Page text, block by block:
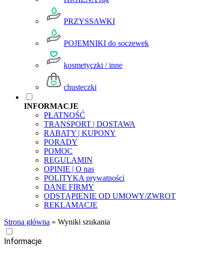
PRZYSSAWKI
POJEMNIKI do soczewek
kosmetyczki / inne
chusteczki
INFORMACJE
PŁATNOŚĆ
TRANSPORT | DOSTAWA
RABATY | KUPONY
PORADY
POMOC
REGULAMIN
OPINIE | O nas
POLITYKA prywatności
DANE FIRMY
ODSTĄPIENIE OD UMOWY/ZWROT
REKLAMACJE
Strona główna » Wyniki szukania
Informacje